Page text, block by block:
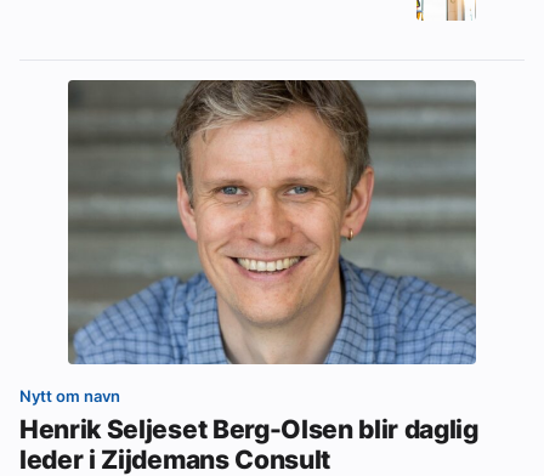
Nytt om navn
Henrik Seljeset Berg-Olsen blir daglig
leder i Zijdemans Consult